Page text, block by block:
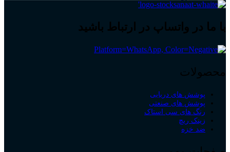
با ما در واتساپ در ارتباط باشید
محصولات
پوشش های دریایی
پوشش های صنعتی
رنگ های سی استاک
زینک ریچ
ضد خزه